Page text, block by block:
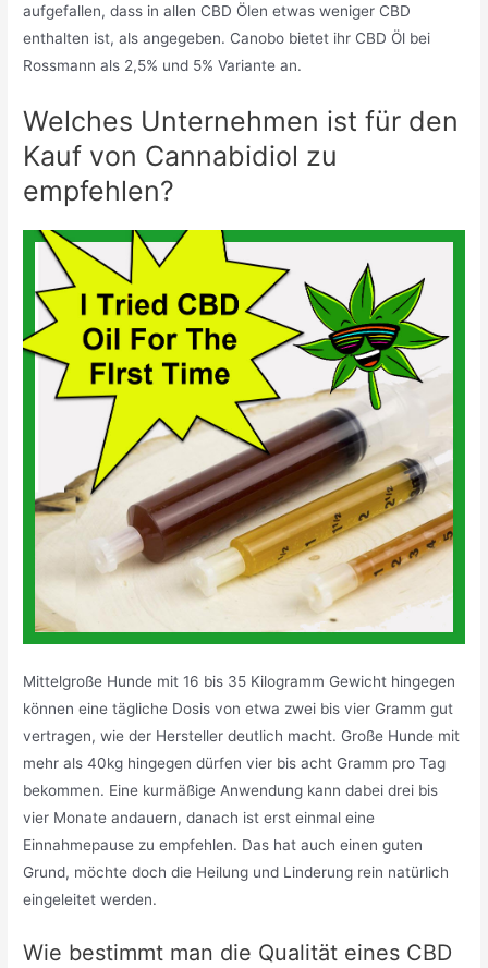
aufgefallen, dass in allen CBD Ölen etwas weniger CBD
enthalten ist, als angegeben. Canobo bietet ihr CBD Öl bei
Rossmann als 2,5% und 5% Variante an.
Welches Unternehmen ist für den
Kauf von Cannabidiol zu
empfehlen?
Mittelgroße Hunde mit 16 bis 35 Kilogramm Gewicht hingegen
können eine tägliche Dosis von etwa zwei bis vier Gramm gut
vertragen, wie der Hersteller deutlich macht. Große Hunde mit
mehr als 40kg hingegen dürfen vier bis acht Gramm pro Tag
bekommen. Eine kurmäßige Anwendung kann dabei drei bis
vier Monate andauern, danach ist erst einmal eine
Einnahmepause zu empfehlen. Das hat auch einen guten
Grund, möchte doch die Heilung und Linderung rein natürlich
eingeleitet werden.
Wie bestimmt man die Qualität eines CBD